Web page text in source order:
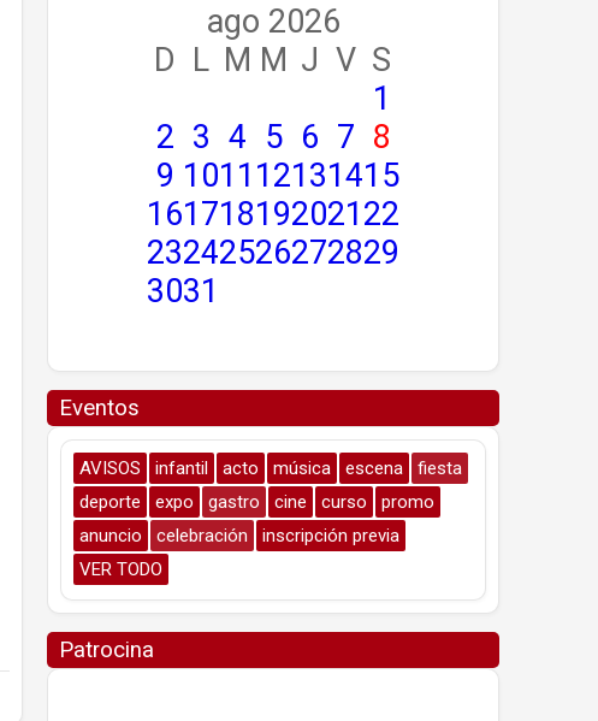
ago 2026
D L M M J V S
1
2 3 4 5 6 7 8
9 1011 12131415
16171819202122
23242526272829
3031
Eventos
AVISOS infantil acto música escena
fiesta
deporte
expo gastro cine curso
promo
anuncio
celebración
inscripción previa
VER TODO
Patrocina